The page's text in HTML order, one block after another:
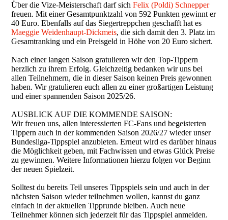
Über die Vize-Meisterschaft darf sichFelix (Poldi) Schnepper
freuen. Mit einer Gesamtpunktzahl von 592 Punkten gewinnt er
40 Euro. Ebenfalls auf das Siegertreppchen geschafft hat es
Maeggie Weidenhaupt-Dickmeis, die sich damit den 3. Platz im
Gesamtranking und ein Preisgeld in Höhe von 20 Euro sichert.
Nach einer langen Saison gratulieren wir den Top-Tippern
herzlich zu ihrem Erfolg. Gleichzeitig bedanken wir uns bei
allen Teilnehmern, die in dieser Saison keinen Preis gewonnen
haben. Wir gratulieren euch allen zu einer großartigen Leistung
und einer spannenden Saison 2025/26.
AUSBLICK AUF DIE KOMMENDE SAISON:
Wir freuen uns, allen interessierten FC-Fans und begeisterten
Tippern auch in der kommenden Saison 2026/27 wieder unser
Bundesliga-Tippspiel anzubieten. Erneut wird es darüber hinaus
die Möglichkeit geben, mit Fachwissen und etwas Glück Preise
zu gewinnen. Weitere Informationen hierzu folgen vor Beginn
der neuen Spielzeit.
Solltest du bereits Teil unseres Tippspiels sein und auch in der
nächsten Saison wieder teilnehmen wollen, kannst du ganz
einfach in der aktuellen Tipprunde bleiben. Auch neue
Teilnehmer können sich jederzeit für das Tippspiel anmelden.